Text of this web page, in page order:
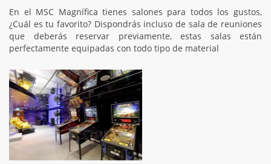
En el MSC Magnífica tienes salones para todos los gustos,
¿Cuál es tu favorito? Dispondrás incluso de sala de reuniones
que deberás reservar previamente, estas salas están
perfectamente equipadas con todo tipo de material